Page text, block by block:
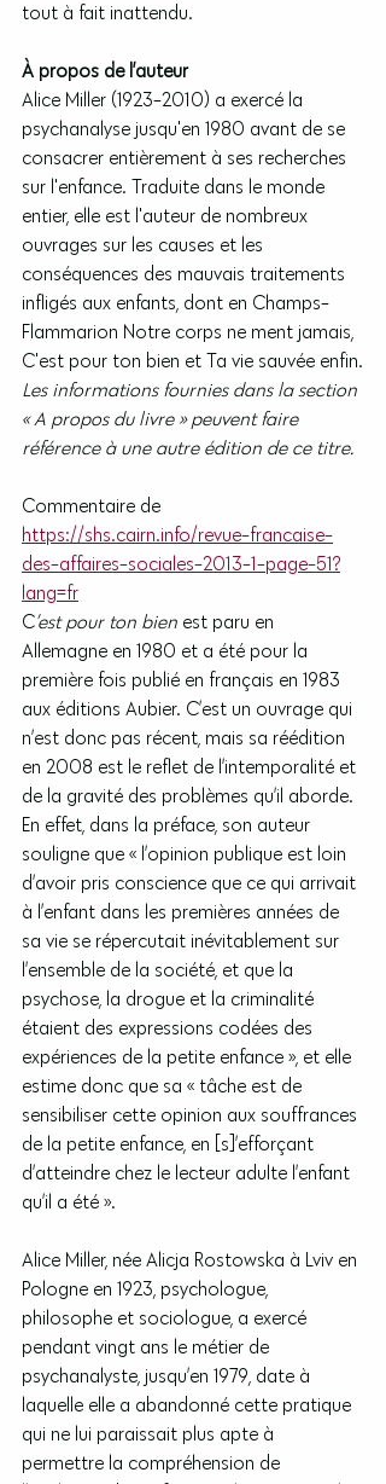
tout à fait inattendu.
À propos de l’auteur
Alice Miller (1923-2010) a exercé la
psychanalyse jusqu'en 1980 avant de se
consacrer entièrement à ses recherches
sur l'enfance. Traduite dans le monde
entier, elle est l'auteur de nombreux
ouvrages sur les causes et les
conséquences des mauvais traitements
infligés aux enfants, dont en Champs-
Flammarion Notre corps ne ment jamais,
C'est pour ton bien et Ta vie sauvée enfin.
Les informations fournies dans la section
« A propos du livre » peuvent faire
référence à une autre édition de ce titre.
Commentaire de
https://shs.cairn.info/revue-francaise-
des-affaires-sociales-2013-1-page-51?
lang=fr
C’est pour ton bien est paru en
Allemagne en 1980 et a été pour la
première fois publié en français en 1983
aux éditions Aubier. C’est un ouvrage qui
n’est donc pas récent, mais sa réédition
en 2008 est le reflet de l’intemporalité et
de la gravité des problèmes qu’il aborde.
En effet, dans la préface, son auteur
souligne que « l’opinion publique est loin
d’avoir pris conscience que ce qui arrivait
à l’enfant dans les premières années de
sa vie se répercutait inévitablement sur
l’ensemble de la société, et que la
psychose, la drogue et la criminalité
étaient des expressions codées des
expériences de la petite enfance », et elle
estime donc que sa « tâche est de
sensibiliser cette opinion aux souffrances
de la petite enfance, en [s]’efforçant
d’atteindre chez le lecteur adulte l’enfant
qu’il a été ».
Alice Miller, née Alicja Rostowska à Lviv en
Pologne en 1923, psychologue,
philosophe et sociologue, a exercé
pendant vingt ans le métier de
psychanalyste, jusqu’en 1979, date à
laquelle elle a abandonné cette pratique
qui ne lui paraissait plus apte à
permettre la compréhension de